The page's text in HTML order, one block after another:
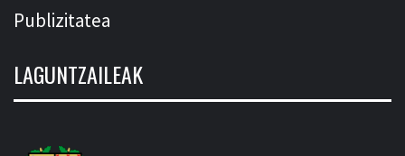
Publizitatea
LAGUNTZAILEAK